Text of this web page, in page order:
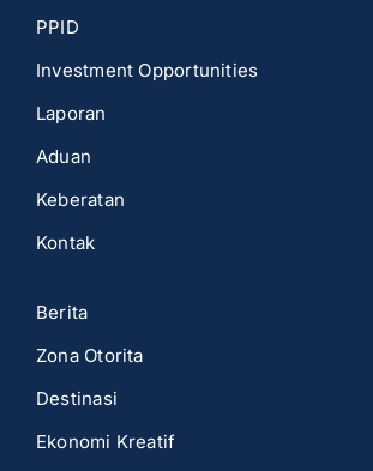
PPID
Investment Opportunities
Laporan
Aduan
Keberatan
Kontak
Berita
Zona Otorita
Destinasi
Ekonomi Kreatif